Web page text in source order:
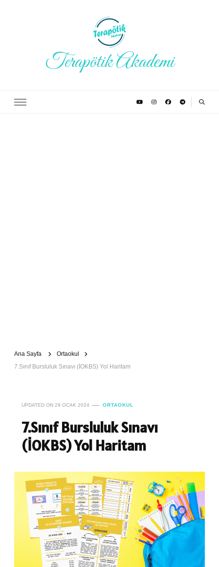
Terapötik Akademi
Ana Sayfa
Ortaokul
7.Sınıf Bursluluk Sınavı (İOKBS) Yol Haritam
UPDATED ON 29 OCAK 2024 ORTAOKUL
7.Sınıf Bursluluk Sınavı
(İOKBS) Yol Haritam